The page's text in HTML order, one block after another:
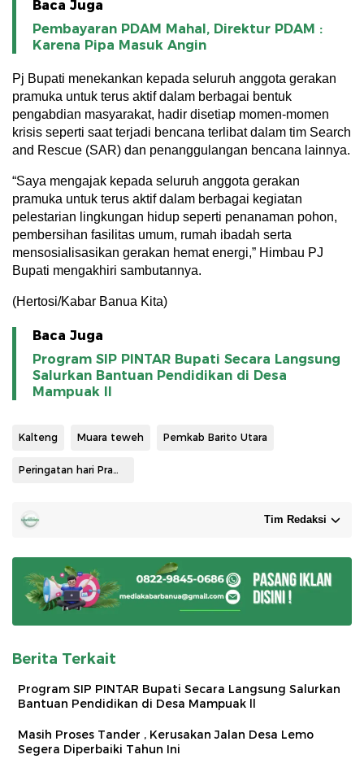
Baca Juga
Pembayaran PDAM Mahal, Direktur PDAM :
Karena Pipa Masuk Angin
Pj Bupati menekankan kepada seluruh anggota gerakan
pramuka untuk terus aktif dalam berbagai bentuk
pengabdian masyarakat, hadir disetiap momen-momen
krisis seperti saat terjadi bencana terlibat dalam tim Search
and Rescue (SAR) dan penanggulangan bencana lainnya.
“Saya mengajak kepada seluruh anggota gerakan
pramuka untuk terus aktif dalam berbagai kegiatan
pelestarian lingkungan hidup seperti penanaman pohon,
pembersihan fasilitas umum, rumah ibadah serta
mensosialisasikan gerakan hemat energi,” Himbau PJ
Bupati mengakhiri sambutannya.
(Hertosi/Kabar Banua Kita)
Baca Juga
Program SIP PINTAR Bupati Secara Langsung
Salurkan Bantuan Pendidikan di Desa
Mampuak ll
Kalteng Muara teweh Pemkab Barito Utara
Peringatan hari Pramuka
Tim Redaksi
Berita Terkait
Program SIP PINTAR Bupati Secara Langsung Salurkan
Bantuan Pendidikan di Desa Mampuak ll
Masih Proses Tander , Kerusakan Jalan Desa Lemo
Segera Diperbaiki Tahun Ini